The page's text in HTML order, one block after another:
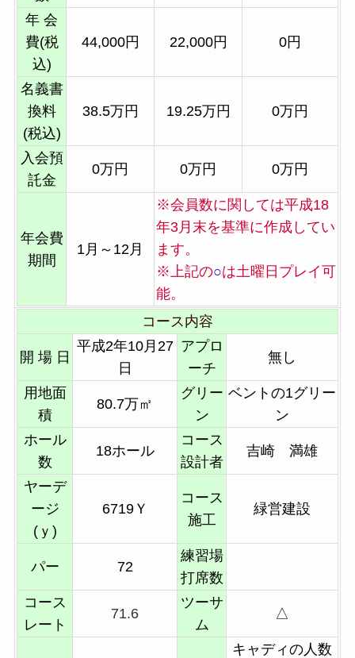
年 会
費(税
込)
44,000円 22,000円 0円
名義書
換料
(税込)
38.5万円 19.25万円 0万円
入会預
託金
0万円 0万円 0万円
年会費
期間
1月～12月
※会員数に関しては平成18
年3月末を基準に作成してい
ます。
※上記の○は土曜日プレイ可
能。
コース内容
開 場 日
平成2年10月27
日
アプロ
ーチ
無し
用地面
積
80.7万㎡
グリー
ン
ベントの1グリー
ン
ホール
数
18ホール
コース
設計者
吉崎 満雄
ヤーデ
ージ
(ｙ)
6719Ｙ
コース
施工
緑営建設
パー 72
練習場
打席数
コース
レート
71.6
ツーサ
ム
△
キャディの人数